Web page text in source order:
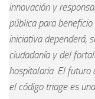
innovación y
pública para
iniciativa dependerá,
ciudadanía y del
hospitalaria. El futuro
el código triage es